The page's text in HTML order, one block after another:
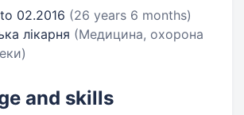
02.2016 (26 years 6 months)
лiкарня (Медицина, охорона
and skills